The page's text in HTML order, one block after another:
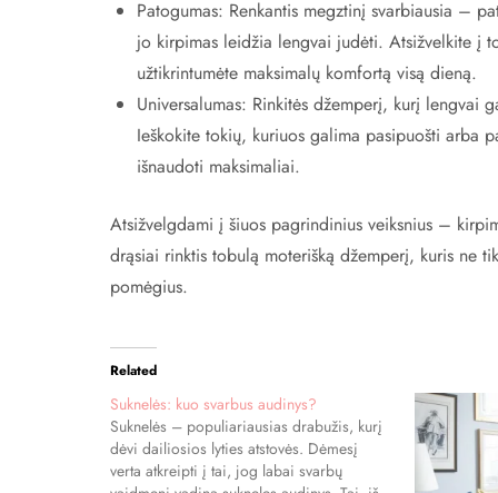
Patogumas: Renkantis megztinį svarbiausia –
jo kirpimas leidžia lengvai judėti. Atsižvelkite į
užtikrintumėte maksimalų komfortą visą dieną.
Universalumas: Rinkitės džemperį, kurį
Ieškokite tokių, kuriuos galima pasipuošti arba
išnaudoti maksimaliai.
Atsižvelgdami į šiuos pagrindinius veiksnius –
drąsiai rinktis tobulą moterišką džemperį, kuris ne
pomėgius.
Related
Suknelės: kuo svarbus audinys?
Suknelės – populiariausias drabužis, kurį
dėvi dailiosios lyties atstovės. Dėmesį
verta atkreipti į tai, jog labai svarbų